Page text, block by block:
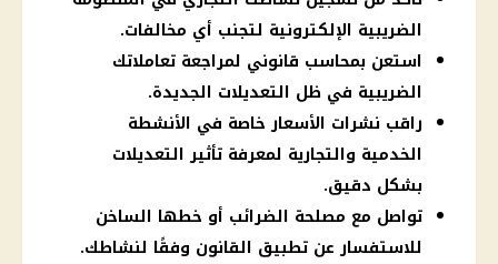
الضريبية الإلكترونية لتجنب أي مخالفات.
استعن بمحاسب قانوني لمراجعة تعاملاتك
الضريبية في ظل التعديلات الجديدة.
راقب نشرات الأسعار خاصة في الأنشطة
الخدمية والتجارية لمعرفة تأثير التعديلات
بشكل دقيق.
تواصل مع مصلحة الضرائب أو خطها الساخن
للاستفسار عن تطبيق القانون وفقًا لنشاطك.